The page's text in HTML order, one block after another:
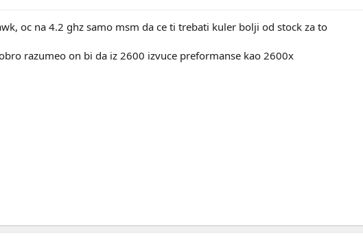
oc na 4.2 ghz samo msm da ce ti trebati kuler bolji od stock za to
razumeo on bi da iz 2600 izvuce preformanse kao 2600x